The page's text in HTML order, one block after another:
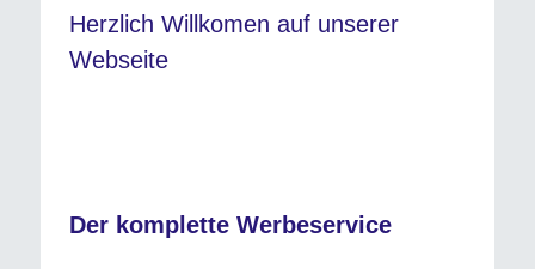
Herzlich Willkomen auf unserer
Webseite
Der komplette Werbeservice